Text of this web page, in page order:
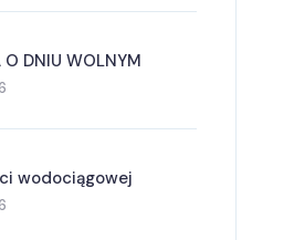
O DNIU WOLNYM
wodociągowej